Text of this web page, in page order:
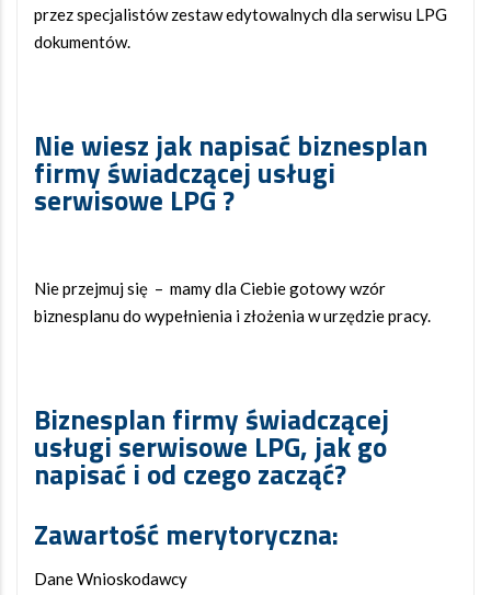
przez specjalistów zestaw edytowalnych dla serwisu LPG
dokumentów.
Nie wiesz jak napisać biznesplan
firmy świadczącej usługi
serwisowe LPG ?
Nie przejmuj się – mamy dla Ciebie gotowy wzór
biznesplanu do wypełnienia i złożenia w urzędzie pracy.
Biznesplan firmy świadczącej
usługi serwisowe LPG, jak go
napisać i od czego zacząć?
Zawartość merytoryczna:
Dane Wnioskodawcy